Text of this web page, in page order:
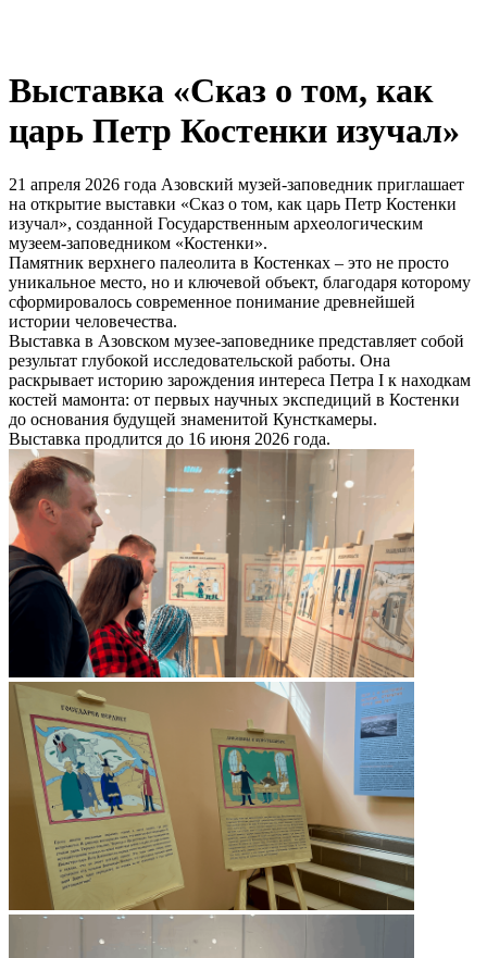
Выставка «Сказ о том, как
царь Петр Костенки изучал»
21 апреля 2026 года Азовский музей-заповедник приглашает
на открытие выставки «Сказ о том, как царь Петр Костенки
изучал», созданной Государственным археологическим
музеем-заповедником «Костенки».
Памятник верхнего палеолита в Костенках – это не просто
уникальное место, но и ключевой объект, благодаря которому
сформировалось современное понимание древнейшей
истории человечества.
Выставка в Азовском музее-заповеднике представляет собой
результат глубокой исследовательской работы. Она
раскрывает историю зарождения интереса Петра I к находкам
костей мамонта: от первых научных экспедиций в Костенки
до основания будущей знаменитой Кунсткамеры.
Выставка продлится до 16 июня 2026 года.